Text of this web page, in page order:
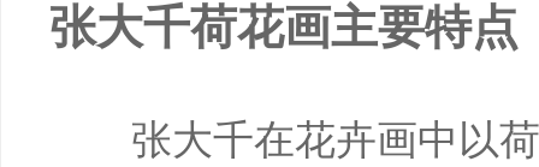
张大千荷花画主要特
张大千在花卉画中以